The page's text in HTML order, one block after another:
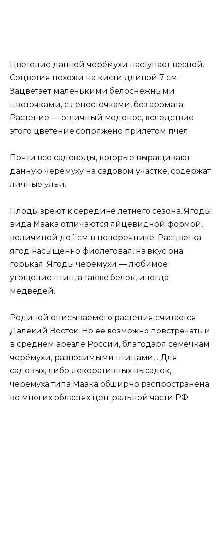
Цветение данной черёмухи наступает весной.
Соцветия похожи на кисти длиной 7 см.
Зацветает маленькими белоснежными
цветочками, с лепесточками, без аромата.
Растение — отличный медонос, вследствие
этого цветение сопряжено прилетом пчёл.
Почти все садоводы, которые выращивают
данную черёмуху на садовом участке, содержат
личные ульи.
Плоды зреют к середине летнего сезона. Ягоды
вида Маака отличаются яйцевидной формой,
величиной до 1 см в поперечнике. Расцветка
ягод насыщенно фиолетовая, на вкус она
горькая. Ягоды черёмухи — любимое
угощение птиц, а также белок, иногда
медведей.
Родиной описываемого растения считается
Далёкий Восток. Но её возможно повстречать и
в среднем ареале России, благодаря семечкам
черёмухи, разносимыми птицами, . Для
садовых, либо декоративных высадок,
черёмуха типа Маака обширно распространена
во многих областях центральной части РФ.